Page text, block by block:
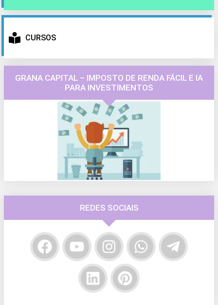
CURSOS
GRANA CAPITAL – IMPOSTO DE RENDA FÁCIL E IA
PARA INVESTIMENTOS
REDES SOCIAIS